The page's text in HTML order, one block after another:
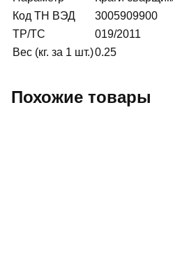
Код ТН ВЭД
3005909900
ТР/ТС
019/2011
Вес (кг. за 1 шт.)0.25
Похожие товары